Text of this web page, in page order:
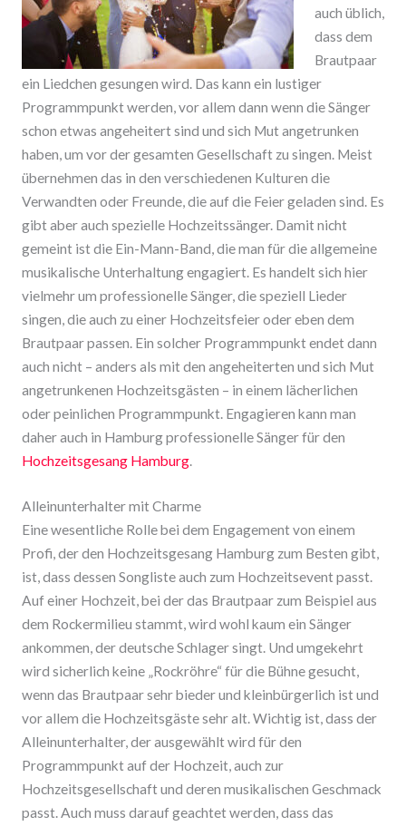
auch üblich,
dass dem
Brautpaar
ein Liedchen gesungen wird. Das kann ein lustiger
Programmpunkt werden, vor allem dann wenn die Sänger
schon etwas angeheitert sind und sich Mut angetrunken
haben, um vor der gesamten Gesellschaft zu singen. Meist
übernehmen das in den verschiedenen Kulturen die
Verwandten oder Freunde, die auf die Feier geladen sind. Es
gibt aber auch spezielle Hochzeitssänger. Damit nicht
gemeint ist die Ein-Mann-Band, die man für die allgemeine
musikalische Unterhaltung engagiert. Es handelt sich hier
vielmehr um professionelle Sänger, die speziell Lieder
singen, die auch zu einer Hochzeitsfeier oder eben dem
Brautpaar passen. Ein solcher Programmpunkt endet dann
auch nicht – anders als mit den angeheiterten und sich Mut
angetrunkenen Hochzeitsgästen – in einem lächerlichen
oder peinlichen Programmpunkt. Engagieren kann man
daher auch in Hamburg professionelle Sänger für den
Hochzeitsgesang Hamburg.
Alleinunterhalter mit Charme
Eine wesentliche Rolle bei dem Engagement von einem
Profi, der den Hochzeitsgesang Hamburg zum Besten gibt,
ist, dass dessen Songliste auch zum Hochzeitsevent passt.
Auf einer Hochzeit, bei der das Brautpaar zum Beispiel aus
dem Rockermilieu stammt, wird wohl kaum ein Sänger
ankommen, der deutsche Schlager singt. Und umgekehrt
wird sicherlich keine „Rockröhre“ für die Bühne gesucht,
wenn das Brautpaar sehr bieder und kleinbürgerlich ist und
vor allem die Hochzeitsgäste sehr alt. Wichtig ist, dass der
Alleinunterhalter, der ausgewählt wird für den
Programmpunkt auf der Hochzeit, auch zur
Hochzeitsgesellschaft und deren musikalischen Geschmack
passt. Auch muss darauf geachtet werden, dass das